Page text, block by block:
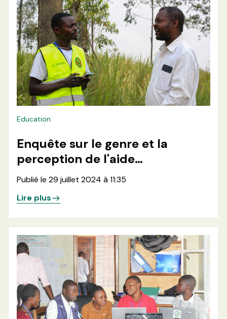
Education
Enquête sur le genre et la
perception de l'aide
Humanitaire par la communauté
dans la zone de santé de Kibirizi
en territoire de Rutshuru
Publié le 29 juillet 2024 à 11:35
Lire plus